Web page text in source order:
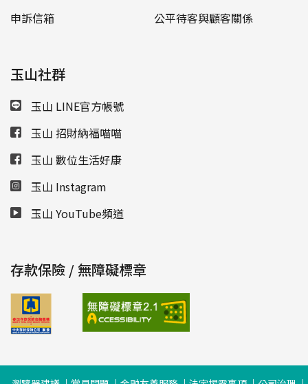
申訴信箱
公平待客與顧客關係
玉山社群
玉山 LINE官方帳號
玉山 招財納福喵喵
玉山 數位生活好康
玉山 Instagram
玉山 YouTube頻道
存款保險 / 無障礙標章